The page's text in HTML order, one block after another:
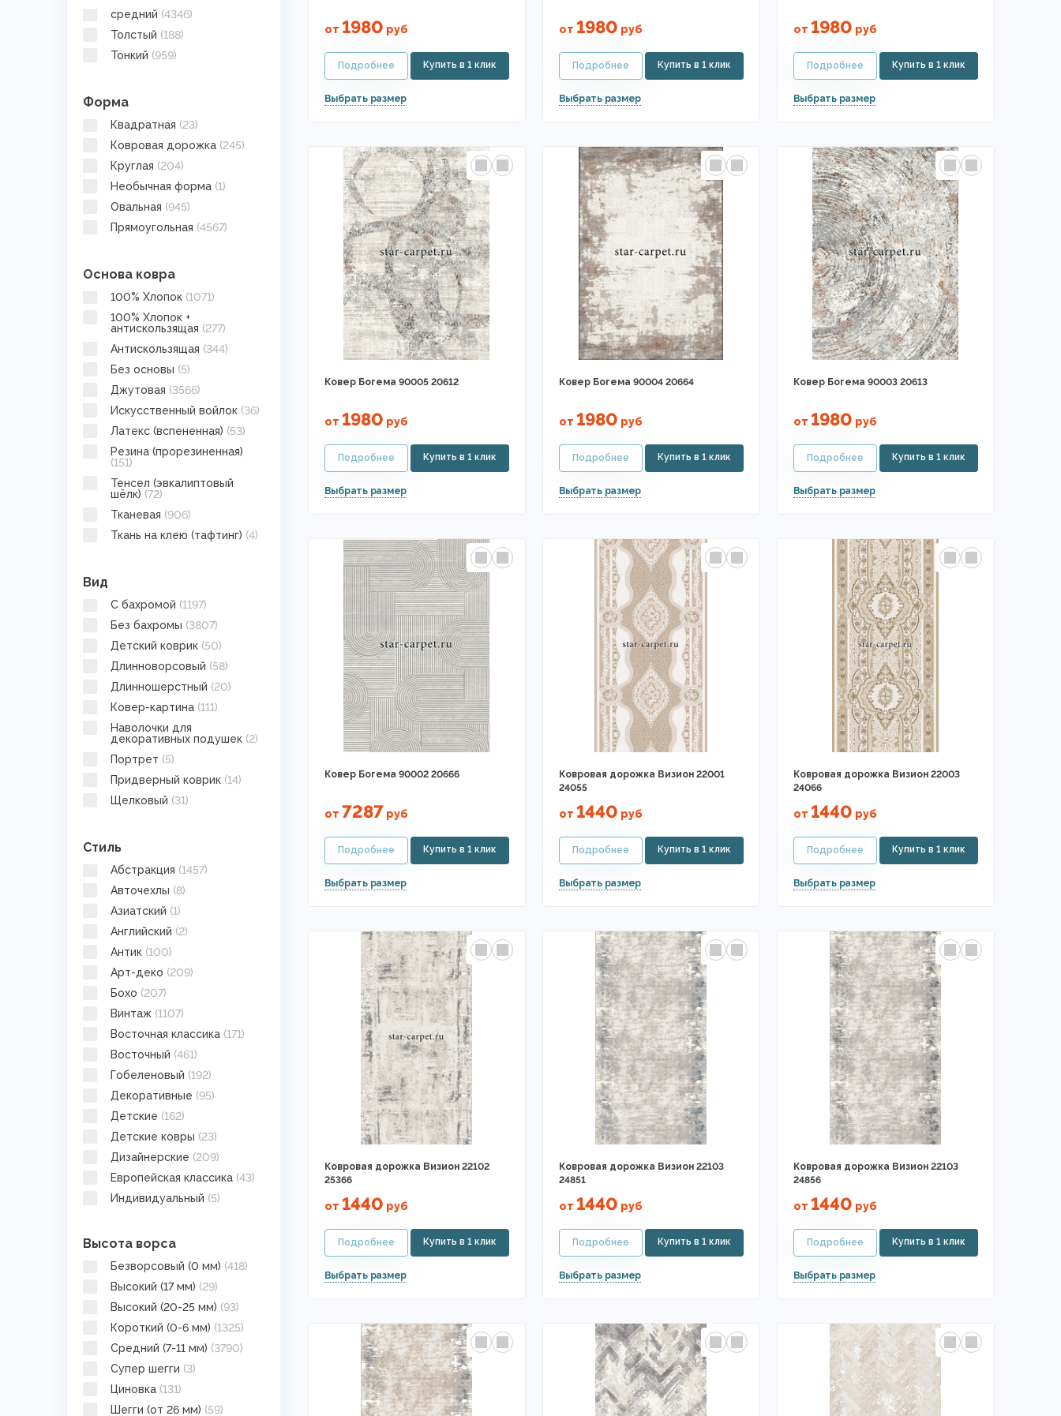
средний (4346)
Толстый (188)
Тонкий (959)
Форма
Квадратная (23)
Ковровая дорожка (245)
Круглая (204)
Необычная форма (1)
Овальная (945)
Прямоугольная (4567)
Основа ковра
100% Хлопок (1071)
100% Хлопок +
антискользящая (277)
Антискользящая (344)
Без основы (5)
Джутовая (3566)
Искусственный войлок (36)
Латекс (вспененная) (53)
Резина (прорезиненная)
(151)
Тенсел (эвкалиптовый
шёлк) (72)
Тканевая (906)
Ткань на клею (тафтинг) (4)
Вид
C бахромой (1197)
Без бахромы (3807)
Детский коврик (50)
Длинноворсовый (58)
Длинношерстный (20)
Ковер-картина (111)
Наволочки для
декоративных подушек (2)
Портрет (5)
Придверный коврик (14)
Щелковый (31)
Стиль
Абстракция (1457)
Авточехлы (8)
Азиатский (1)
Английский (2)
Антик (100)
Арт-деко (209)
Бохо (207)
Винтаж (1107)
Восточная классика (171)
Восточный (461)
Гобеленовый (192)
Декоративные (95)
Детские (162)
Детские ковры (23)
Дизайнерские (209)
Европейская классика (43)
Индивидуальный (5)
Кантри(11)
Картина(15)
Килим(22)
Классика(1381)
Коровьи шкуры(5)
Кремлевская дорожка(17)
Лофт(393)
Минимализм
Высота ворса
Безворсовый (0 мм) (418)
Высокий (17 мм) (29)
Высокий (20-25 мм) (93)
Короткий (0-6 мм) (1325)
Средний (7-11 мм) (3790)
Супер шегги (3)
Циновка (131)
Шегги (от 26 мм) (59)
от 1980 руб от 1980 руб от 1980 руб
Ковер Богема 90005 20612
от 1980 руб
Ковер Богема 90004 20664
от 1980 руб
Ковер Богема 90003 20613
от 1980 руб
Ковер Богема 90002 20666
от 7287 руб
Ковровая дорожка Визион 22001
24055
от 1440 руб
Ковровая дорожка Визион 22003
24066
от 1440 руб
Ковровая дорожка Визион 22102
25366
от 1440 руб
Ковровая дорожка Визион 22103
24851
от 1440 руб
Ковровая дорожка Визион 22103
24856
от 1440 руб